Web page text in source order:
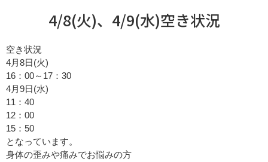
4/8(火)、4/9(水)空き状況
空き状況
4月8日(火)
16：00～17：30
4月9日(水)
11：40
12：00
15：50
となっています。
身体の歪みや痛みでお悩みの方